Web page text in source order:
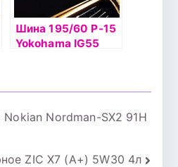
Шина 195/60 Р-15
Yokohama IG55
Nordman-SX2 91H
ZIC X7 (A+) 5W30 4л